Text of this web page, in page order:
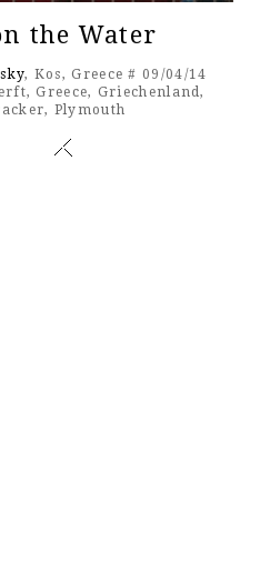
the Water
, Kos, Greece # 09/04/14
,Greece, Griechenland,
, Plymouth